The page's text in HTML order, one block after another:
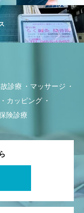
診療
マッサージ
カッピング
険診療